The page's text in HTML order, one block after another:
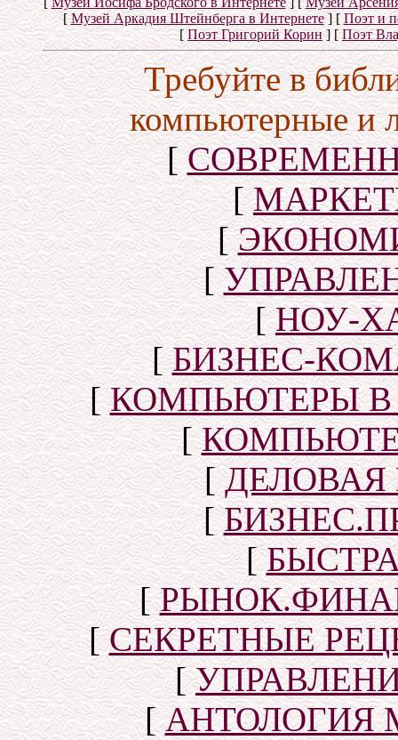
[Музей Аркадия Штейнберга в Интернете] [ Поэт и
[ Поэт Григорий Корин] [Поэт
Требуйте в
компьютерные и
[
[
[
[
[НОУ-
[БИЗНЕС-
[КОМПЬЮТЕРЫ В
[
[
[
[
[
[СЕКРЕТНЫЕ
[
[АНТОЛОГИЯ